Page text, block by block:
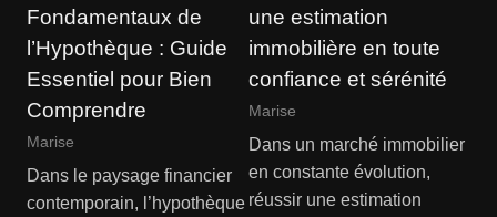
Fondamentaux de
l’Hypothèque : Guide
Essentiel pour Bien
Comprendre
Marise
Dans le paysage financier
contemporain, l’hypothèque
une estimation
immobilière en toute
confiance et sérénité
Marise
Dans un marché immobilier
en constante évolution,
réussir une estimation